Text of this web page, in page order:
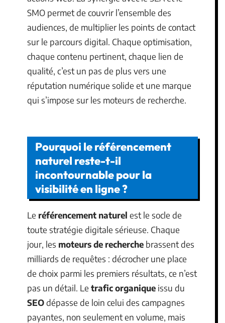
SMO permet de couvrir l’ensemble des
audiences, de multiplier les points de contact
sur le parcours digital. Chaque optimisation,
chaque contenu pertinent, chaque lien de
qualité, c’est un pas de plus vers une
réputation numérique solide et une marque
qui s’impose sur les moteurs de recherche.
Pourquoi le référencement
naturel reste-t-il
incontournable pour la
visibilité en ligne ?
Le référencement naturel est le socle de
toute stratégie digitale sérieuse. Chaque
jour, les moteurs de recherche brassent des
milliards de requêtes : décrocher une place
de choix parmi les premiers résultats, ce n’est
pas un détail. Le trafic organique issu du
SEOdépasse de loin celui des campagnes
payantes, non seulement en volume, mais